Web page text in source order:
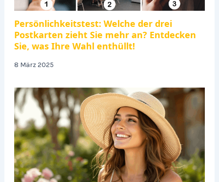
Persönlichkeitstest: Welche der drei
Postkarten zieht Sie mehr an? Entdecken
Sie, was Ihre Wahl enthüllt!
8 März 2025